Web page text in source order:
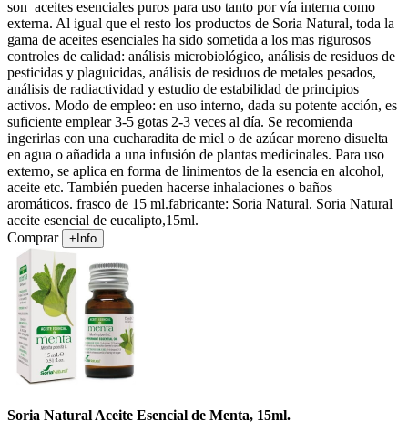
son aceites esenciales puros para uso tanto por vía interna como
externa. Al igual que el resto los productos de Soria Natural, toda la
gama de aceites esenciales ha sido sometida a los mas rigurosos
controles de calidad: análisis microbiológico, análisis de residuos de
pesticidas y plaguicidas, análisis de residuos de metales pesados,
análisis de radiactividad y estudio de estabilidad de principios
activos. Modo de empleo: en uso interno, dada su potente acción, es
suficiente emplear 3-5 gotas 2-3 veces al día. Se recomienda
ingerirlas con una cucharadita de miel o de azúcar moreno disuelta
en agua o añadida a una infusión de plantas medicinales. Para uso
externo, se aplica en forma de linimentos de la esencia en alcohol,
aceite etc. También pueden hacerse inhalaciones o baños
aromáticos. frasco de 15 ml.fabricante: Soria Natural. Soria Natural
aceite esencial de eucalipto,15ml.
Comprar
+Info
Soria Natural Aceite Esencial de Menta, 15ml.